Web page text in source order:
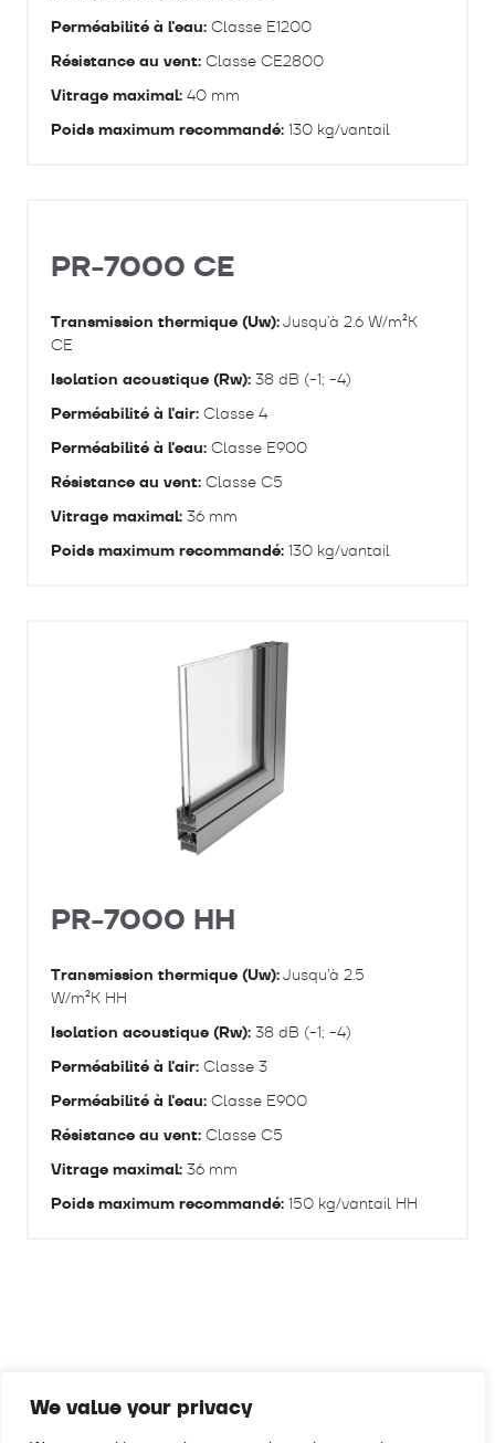
We value your privacy
Perméabilité à l'eau: Classe E1200
Résistance au vent: Classe CE2800
Vitrage maximal: 40 mm
Poids maximum recommandé: 130 kg/vantail
PR-7000 CE
Transmission thermique (Uw):Jusqu’à 2.6 W/m²K
CE
Isolation acoustique (Rw): 38 dB (-1; -4)
Perméabilité à l'air: Classe 4
Perméabilité à l'eau: Classe E900
Résistance au vent: Classe C5
Vitrage maximal: 36 mm
Poids maximum recommandé: 130 kg/vantail
PR-7000 HH
Transmission thermique (Uw):Jusqu'à 2.5
W/m²K HH
Isolation acoustique (Rw): 38 dB (-1; -4)
Perméabilité à l'air: Classe 3
Perméabilité à l'eau: Classe E900
Résistance au vent: Classe C5
Vitrage maximal: 36 mm
Poids maximum recommandé: 150 kg/vantail HH